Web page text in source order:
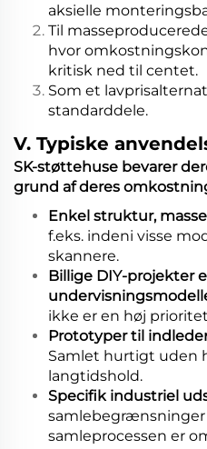
aksielle
Til
hvor
kritisk ned til centet.
Som et
standarddele.
V. Typiske
SK-støttehuse bevarer
grund af deres
Enkel struktur,
f.eks. indeni visse
skannere.
Billige DIY-projekter
ikke er en høj
Prototyper til
Samlet hurtigt uden
langtidshold.
Specifik industriel
samlebegrænsninger
samleprocessen er